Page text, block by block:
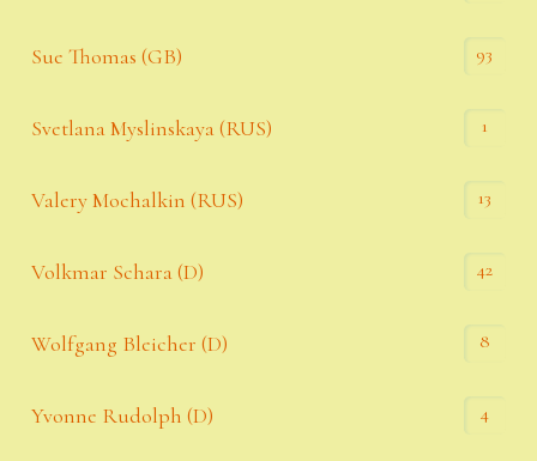
Sue Thomas (GB) 93
Svetlana Myslinskaya (RUS) 1
Valery Mochalkin (RUS) 13
Volkmar Schara (D) 42
Wolfgang Bleicher (D) 8
Yvonne Rudolph (D) 4